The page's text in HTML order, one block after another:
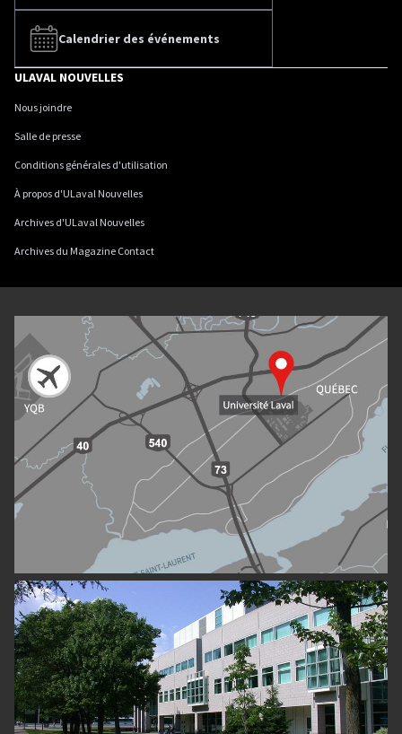
Calendrier des événements
ULAVAL NOUVELLES
Nous joindre
Salle de presse
Conditions générales d'utilisation
À propos d'ULaval Nouvelles
Archives d'ULaval Nouvelles
Archives du Magazine Contact